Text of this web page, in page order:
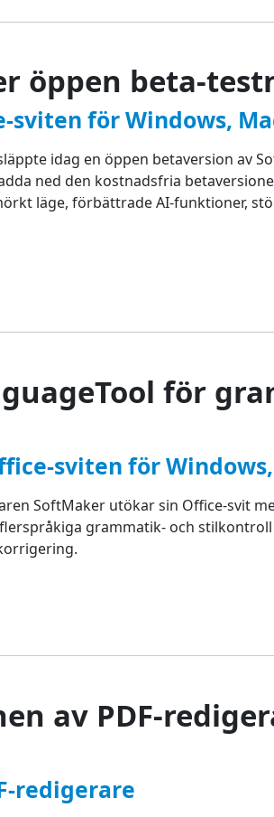
öppen beta-
sviten för Windows,
idag en öppen betaversion av
ned den kostnadsfria
läge, förbättrade AI-funktioner,
för
sviten för
SoftMaker utökar sin Office-svit
grammatik- och
av PDF-
redigerare